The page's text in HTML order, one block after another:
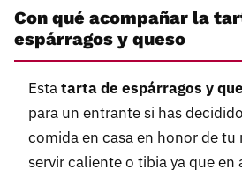
Con qué acompañar la
espárragos y queso
Estatarta de espárragos y
para un entrante si has
comida en casa en honor de tu
servir caliente o tibia ya que en